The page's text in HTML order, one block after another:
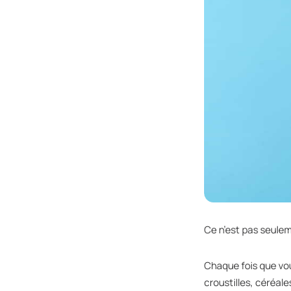
Ce n’est pas
Chaque fois que
croustilles,